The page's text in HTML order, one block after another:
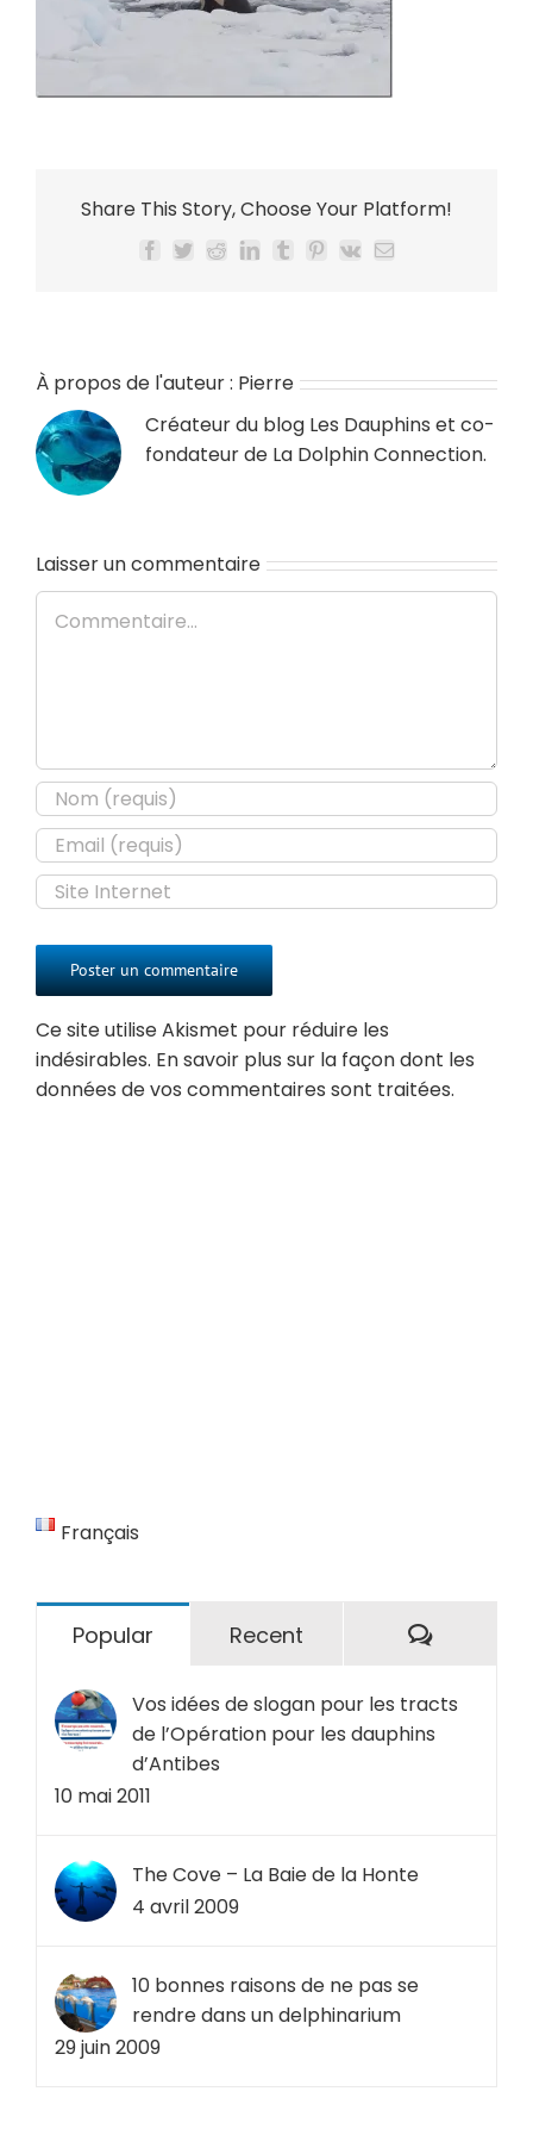
Share This Story, Choose Your Platform!
Facebook
TwitterRedditLinkedIn
TumblrPinterest
Vk Email
À propos de l'auteur : Pierre
Créateur du blog Les Dauphins et co-
fondateur de La Dolphin Connection.
Laisser un commentaire
Commentaire
Ce site utilise Akismet pour réduire les
indésirables. En savoir plus sur la façon dont les
données de vos commentaires sont traitées.
Français
Popular Recent
Vos idées de slogan pour les tracts
de l’Opération pour les dauphins
d’Antibes
10 mai 2011
The Cove – La Baie de la Honte
4 avril 2009
10 bonnes raisons de ne pas se
rendre dans un delphinarium
29 juin 2009